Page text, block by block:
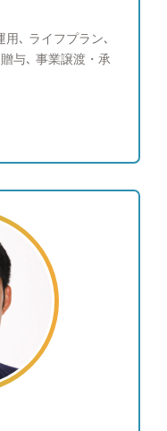
､ ライフプラン､
与､ 事業譲渡・承